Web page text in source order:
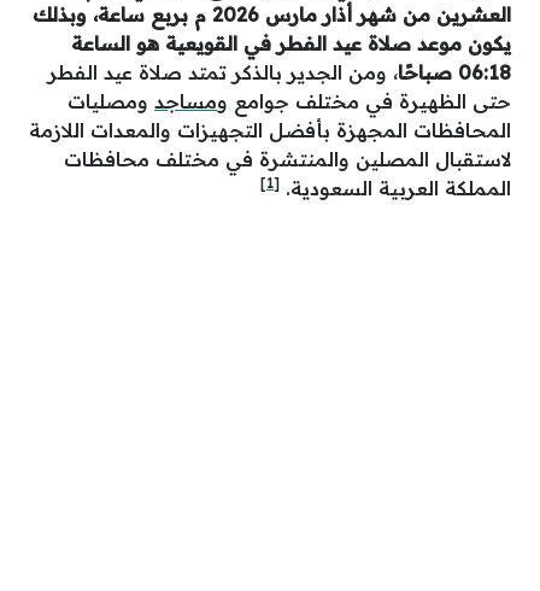
العشرين من شهر أذار مارس 2026 م بربع ساعة، وبذلك
يكون موعد صلاة عيد الفطر في القويعية هو الساعة
06:18 صباحًا
، ومن الجدير بالذكر تمتد صلاة عيد الفطر
حتى الظهيرة في مختلف جوامع ومساجد ومصليات
المحافظات المجهزة بأفضل التجهيزات والمعدات اللازمة
لاستقبال المصلين والمنتشرة في مختلف محافظات
المملكة العربية السعودية. [1]